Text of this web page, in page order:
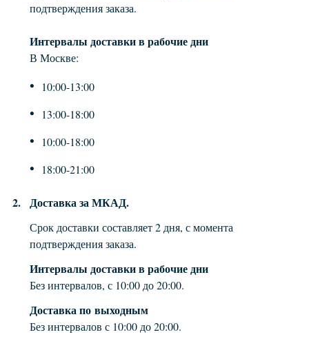
подтверждения заказа.
Интервалы доставки в рабочие дни
В Москве:
10:00-13:00
13:00-18:00
10:00-18:00
18:00-21:00
Доставка за МКАД.
Срок доставки составляет 2 дня, с момента
подтверждения заказа.
Интервалы доставки в рабочие дни
Без интервалов, с 10:00 до 20:00.
Доставка по выходным
Без интервалов с 10:00 до 20:00.